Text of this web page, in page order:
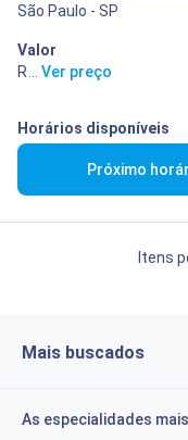
São Paulo - SP
Valor
R$ 80,00
Ver preço
Horários disponíveis
Próximo
Itens
Mais buscados
As especialidades